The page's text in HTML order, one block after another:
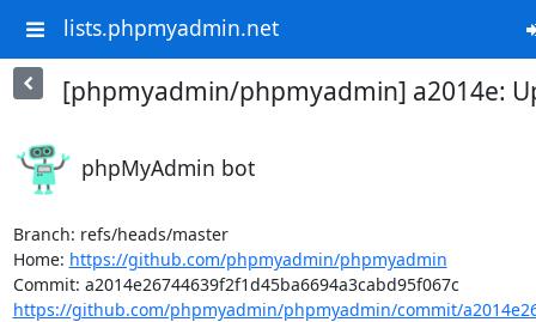
lists.phpmyadmin.net
[phpmyadmin/phpmyadmin] a2014e:
phpMyAdmin bot
Branch: refs/heads/master
Home: https://github.com/phpmyadmin/phpmyadmin
https://github.com/phpmyadmin/phpmyadmin/commit/